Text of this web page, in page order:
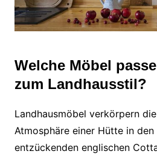
Welche Möbel
zum Landhausstil?
Landhausmöbel verkörpern
Atmosphäre einer Hütte in
entzückenden englischen